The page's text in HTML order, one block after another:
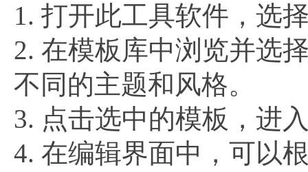
1. 打开此工具软件，选
2. 在模板库中浏览并选
不同的主题和风格。
3. 点击选中的模板，进
4. 在编辑界面中，可以